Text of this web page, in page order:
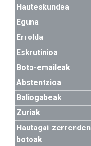
Hauteskundea
Eguna
Errolda
Eskrutinioa
Boto-emaileak
Abstentzioa
Baliogabeak
Zuriak
Hautagai-zerrenden
botoak